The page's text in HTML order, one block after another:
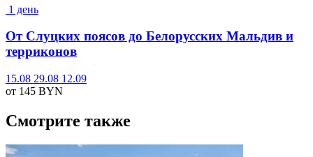
1 день
От Слуцких поясов до Белорусских Мальдив и
терриконов
15.08 29.08 12.09
от 145 BYN
Смотрите также